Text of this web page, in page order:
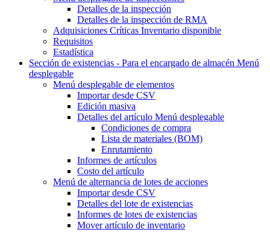
Detalles de la inspección
Detalles de la inspección de RMA
Adquisiciones Críticas Inventario disponible
Requisitos
Estadística
Sección de existencias - Para el encargado de almacén Menú
desplegable
Menú desplegable de elementos
Importar desde CSV
Edición masiva
Detalles del artículo Menú desplegable
Condiciones de compra
Lista de materiales (BOM)
Enrutamiento
Informes de artículos
Costo del artículo
Menú de alternancia de lotes de acciones
Importar desde CSV
Detalles del lote de existencias
Informes de lotes de existencias
Mover artículo de inventario